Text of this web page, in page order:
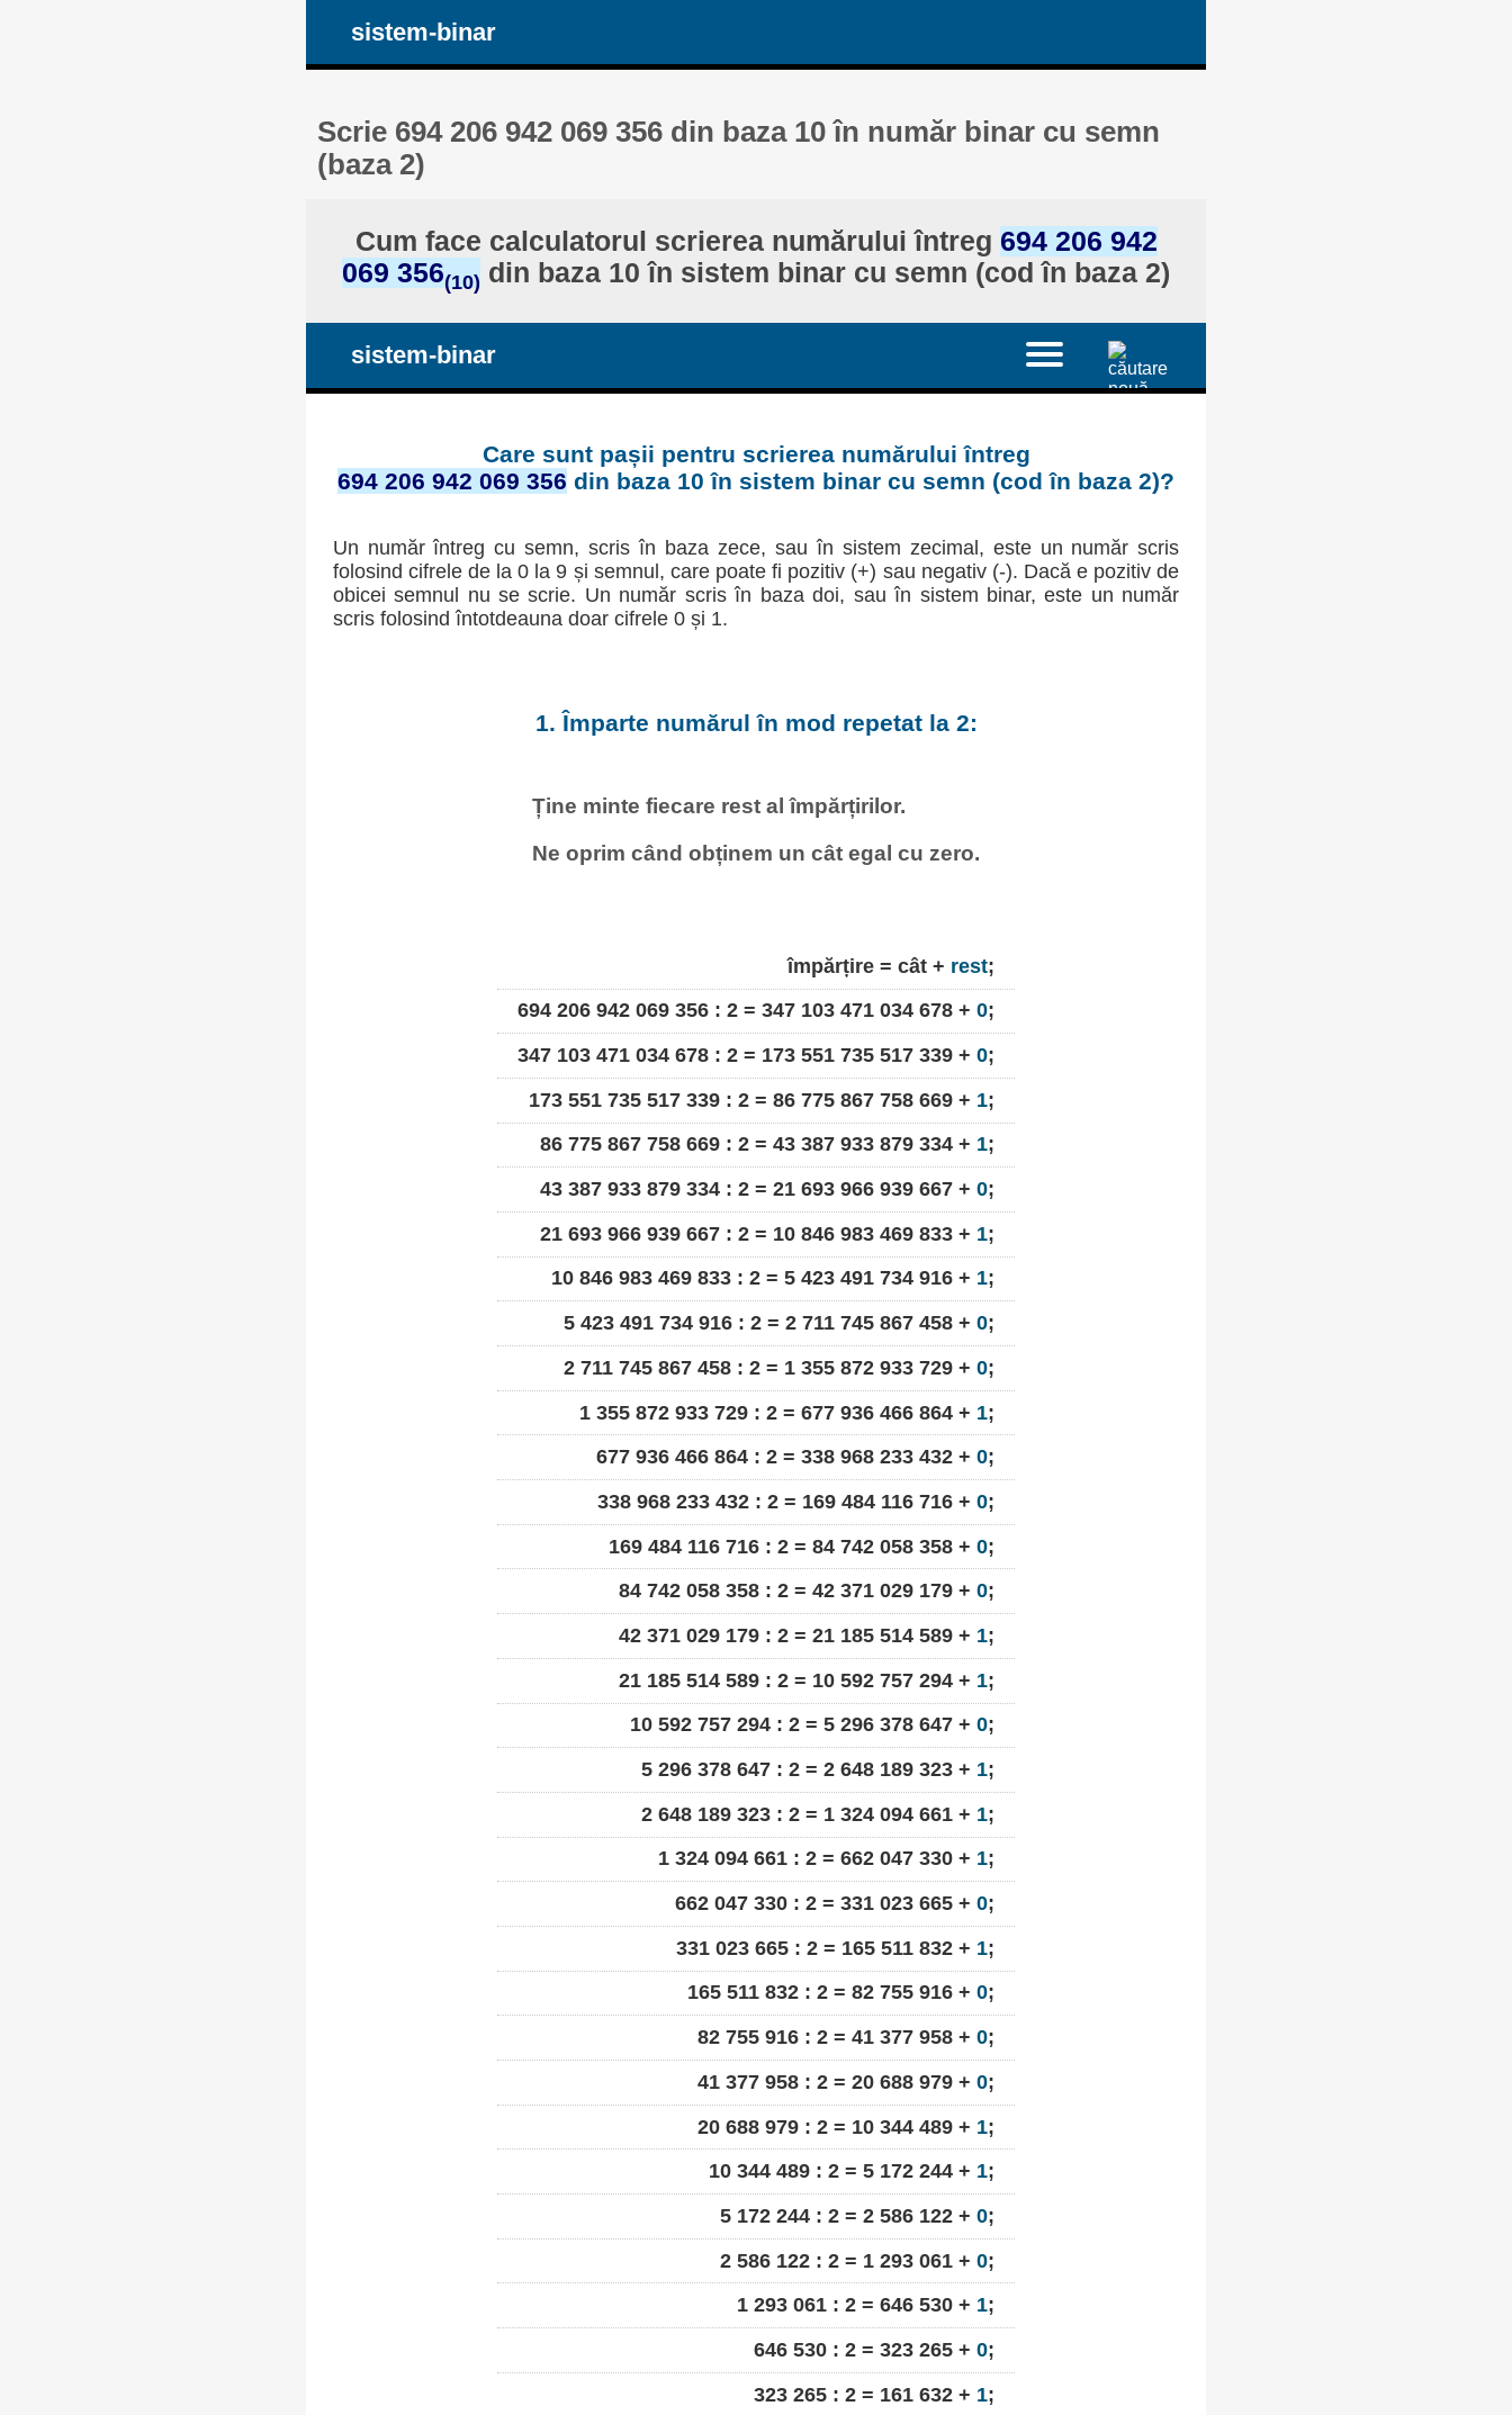
sistem-binar
Scrie 694 206 942 069 356 din baza 10 în număr binar cu semn
(baza 2)
Cum face calculatorul scrierea numărului întreg 694 206 942
069 356(10) din baza 10 în sistem binar cu semn (cod în baza 2)
sistem-binar
Care sunt pașii pentru scrierea numărului întreg
694 206 942 069 356 din baza 10 în sistem binar cu semn (cod în baza 2)?
Un număr întreg cu semn, scris în baza zece, sau în sistem zecimal, este un număr scris
folosind cifrele de la 0 la 9 și semnul, care poate fi pozitiv (+) sau negativ (-). Dacă e pozitiv de
obicei semnul nu se scrie. Un număr scris în baza doi, sau în sistem binar, este un număr
scris folosind întotdeauna doar cifrele 0 și 1.
1. Împarte numărul în mod repetat la 2:
Ține minte fiecare rest al împărțirilor.
Ne oprim când obținem un cât egal cu zero.
împărțire = cât + rest;
694 206 942 069 356 : 2 = 347 103 471 034 678 + 0;
347 103 471 034 678 : 2 = 173 551 735 517 339 + 0;
173 551 735 517 339 : 2 = 86 775 867 758 669 + 1;
86 775 867 758 669 : 2 = 43 387 933 879 334 + 1;
43 387 933 879 334 : 2 = 21 693 966 939 667 + 0;
21 693 966 939 667 : 2 = 10 846 983 469 833 + 1;
10 846 983 469 833 : 2 = 5 423 491 734 916 + 1;
5 423 491 734 916 : 2 = 2 711 745 867 458 + 0;
2 711 745 867 458 : 2 = 1 355 872 933 729 + 0;
1 355 872 933 729 : 2 = 677 936 466 864 + 1;
677 936 466 864 : 2 = 338 968 233 432 + 0;
338 968 233 432 : 2 = 169 484 116 716 + 0;
169 484 116 716 : 2 = 84 742 058 358 + 0;
84 742 058 358 : 2 = 42 371 029 179 + 0;
42 371 029 179 : 2 = 21 185 514 589 + 1;
21 185 514 589 : 2 = 10 592 757 294 + 1;
10 592 757 294 : 2 = 5 296 378 647 + 0;
5 296 378 647 : 2 = 2 648 189 323 + 1;
2 648 189 323 : 2 = 1 324 094 661 + 1;
1 324 094 661 : 2 = 662 047 330 + 1;
662 047 330 : 2 = 331 023 665 + 0;
331 023 665 : 2 = 165 511 832 + 1;
165 511 832 : 2 = 82 755 916 + 0;
82 755 916 : 2 = 41 377 958 + 0;
41 377 958 : 2 = 20 688 979 + 0;
20 688 979 : 2 = 10 344 489 + 1;
10 344 489 : 2 = 5 172 244 + 1;
5 172 244 : 2 = 2 586 122 + 0;
2 586 122 : 2 = 1 293 061 + 0;
1 293 061 : 2 = 646 530 + 1;
646 530 : 2 = 323 265 + 0;
323 265 : 2 = 161 632 + 1;